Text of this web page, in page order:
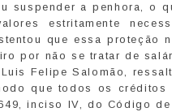
suspender a penhora, o
estritamente
que essa proteção
por não se tratar de
Felipe Salomão,
que todos os
inciso IV, do Código